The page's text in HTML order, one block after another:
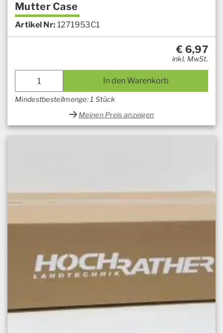
Mutter Case
Artikel Nr: 1271953C1
€ 6,97
inkl. MwSt.
In den Warenkorb
Mindestbestellmenge: 1 Stück
Meinen Preis anzeigen